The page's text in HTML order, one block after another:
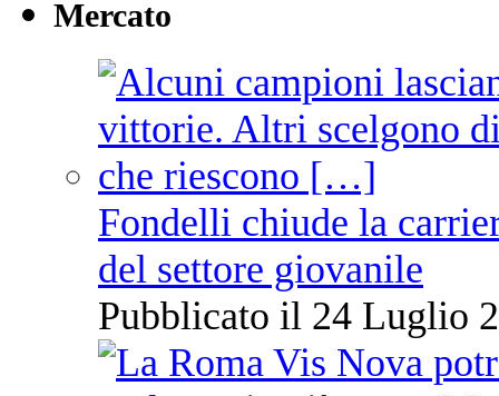
Mercato
Fondelli chiude la
del settore giovanile
Pubblicato il 24 Luglio